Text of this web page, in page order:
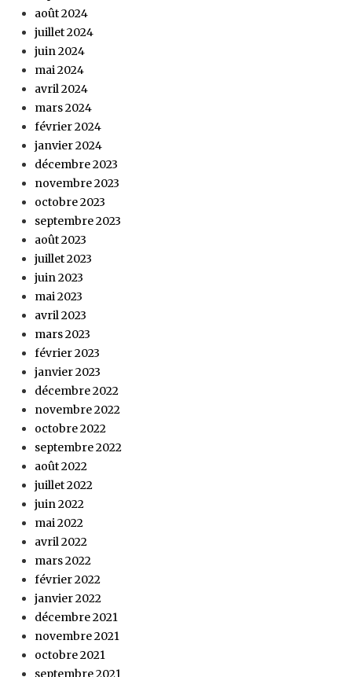
août 2024
juillet 2024
juin 2024
mai 2024
avril 2024
mars 2024
février 2024
janvier 2024
décembre 2023
novembre 2023
octobre 2023
septembre 2023
août 2023
juillet 2023
juin 2023
mai 2023
avril 2023
mars 2023
février 2023
janvier 2023
décembre 2022
novembre 2022
octobre 2022
septembre 2022
août 2022
juillet 2022
juin 2022
mai 2022
avril 2022
mars 2022
février 2022
janvier 2022
décembre 2021
novembre 2021
octobre 2021
septembre 2021